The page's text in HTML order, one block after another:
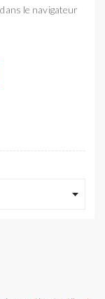
le navigateur